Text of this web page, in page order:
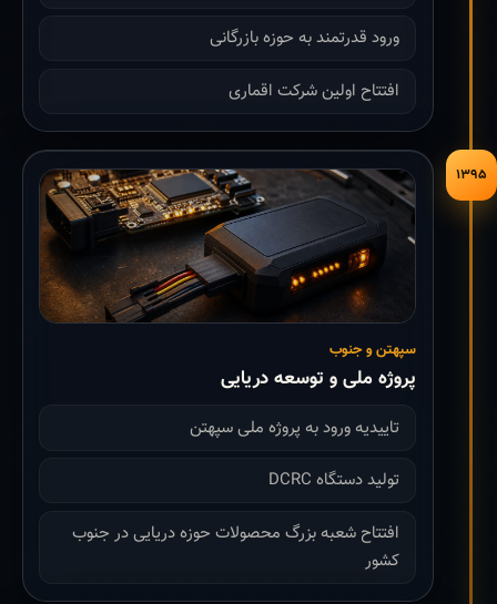
ورود قدرتمند به حوزه بازرگانی
افتتاح اولین شرکت اقماری
۱۳۹۵
سپهتن و جنوب
پروژه ملی و توسعه دریایی
تاییدیه ورود به پروژه ملی سپهتن
تولید دستگاه DCRC
افتتاح شعبه بزرگ محصولات حوزه دریایی در جنوب
کشور